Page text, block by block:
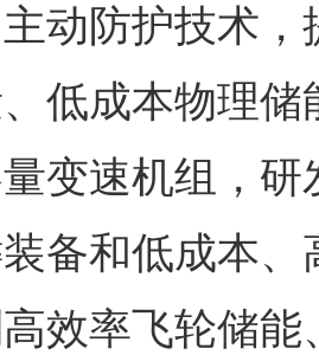
动防护技术
低成本物理
变速机组，
备和低成本
效率飞轮储